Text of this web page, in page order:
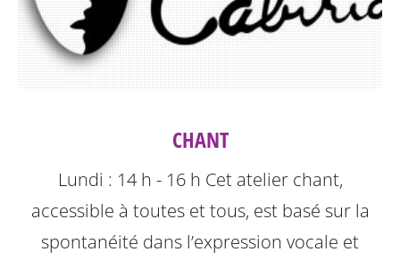
CHANT
Lundi : 14 h - 16 h Cet atelier chant,
accessible à toutes et tous, est basé sur la
spontanéité dans l’expression vocale et